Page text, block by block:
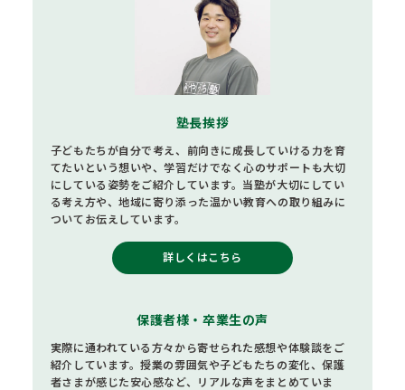
塾長挨拶
子どもたちが自分で考え、前向きに成長していける力を育
てたいという想いや、学習だけでなく心のサポートも大切
にしている姿勢をご紹介しています。当塾が大切にしてい
る考え方や、地域に寄り添った温かい教育への取り組みに
ついてお伝えしています。
詳しくはこちら
保護者様・卒業生の声
実際に通われている方々から寄せられた感想や体験談をご
紹介しています。授業の雰囲気や子どもたちの変化、保護
者さまが感じた安心感など、リアルな声をまとめていま